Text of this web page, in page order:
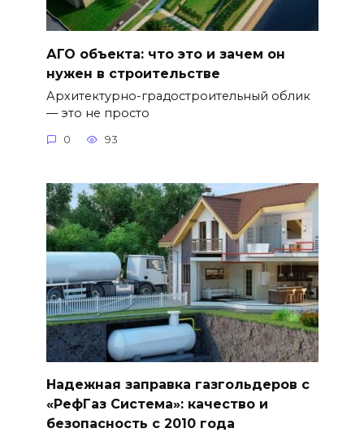
АГО объекта: что это и зачем он
нужен в строительстве
Архитектурно-градостроительный облик
— это не просто
0 93
Надежная заправка газгольдеров с
«РефГаз Система»: качество и
безопасность с 2010 года